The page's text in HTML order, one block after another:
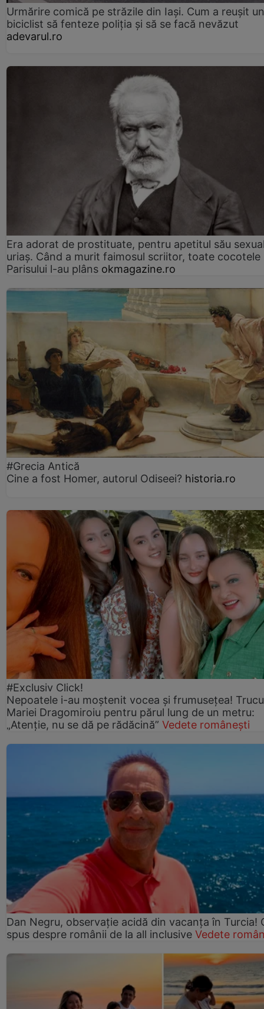
Urmărire comică pe străzile din Iași. Cum a reușit un
biciclist să fenteze poliția și să se facă nevăzut
adevarul.ro
Era adorat de prostituate, pentru apetitul său
uriaș. Când a murit faimosul scriitor, toate cocotele
Parisului l-au plâns okmagazine.ro
#Grecia Antică
Cine a fost Homer, autorul Odiseei? historia.ro
#Exclusiv Click!
Nepoatele i-au moștenit vocea și frumusețea!
Mariei Dragomiroiu pentru părul lung de un metru:
„Atenție, nu se dă pe rădăcină” Vedete românești
Dan Negru, observație acidă din vacanța în Turcia!
spus despre românii de la all inclusive Vedete